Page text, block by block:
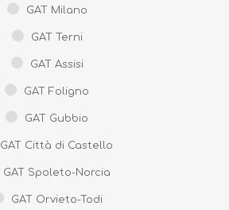
GAT Milano
GAT Terni
GAT Assisi
GAT Foligno
GAT Gubbio
GAT Città di Castello
GAT Spoleto-Norcia
GAT Orvieto-Todi